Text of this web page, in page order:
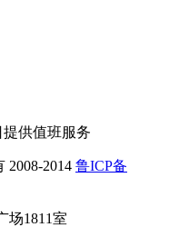
提供值班服务
2008-2014 鲁ICP备
场1811室